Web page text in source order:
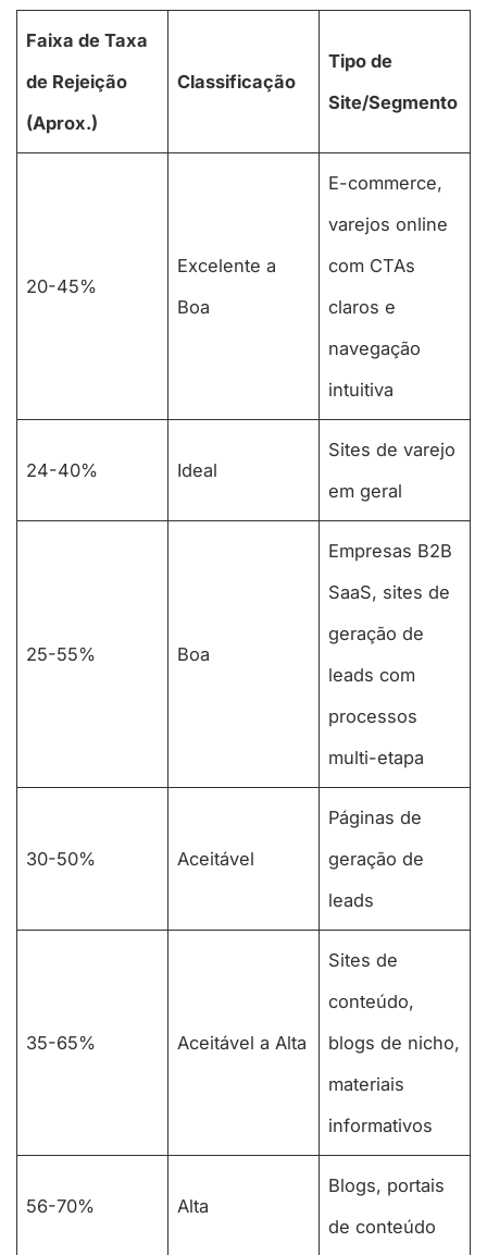
Faixa de Taxa
de Rejeição
(Aprox.)
Classificação
Tipo de
Site/Segmento
20-45%
Excelente a
Boa
E-commerce,
varejos online
com CTAs
claros e
navegação
intuitiva
24-40% Ideal
Sites de varejo
em geral
25-55% Boa
Empresas B2B
SaaS, sites de
geração de
leads com
processos
multi-etapa
30-50% Aceitável
Páginas de
geração de
leads
35-65% Aceitável a Alta
Sites de
conteúdo,
blogs de nicho,
materiais
informativos
56-70% Alta
Blogs, portais
de conteúdo